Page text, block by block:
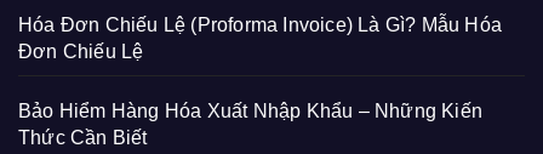
Hóa Đơn Chiếu Lệ (Proforma Invoice) Là Gì? Mẫu Hóa
Đơn Chiếu Lệ
Bảo Hiểm Hàng Hóa Xuất Nhập Khẩu – Những Kiến
Thức Cần Biết